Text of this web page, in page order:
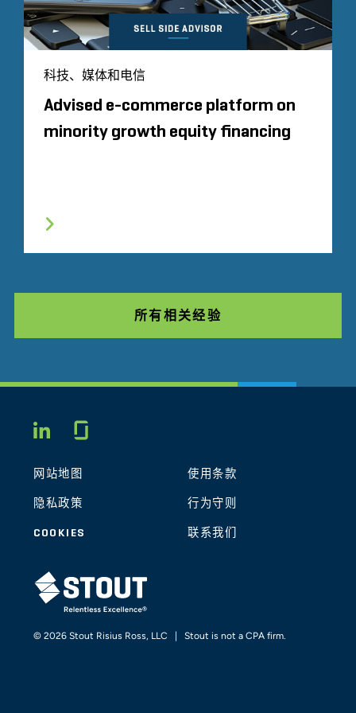
科技、媒体和电信
Advised e-commerce platform on
minority growth equity financing
所有相关经验
LINKEDIN
网站地图 使用条款
隐私政策 行为守则
COOKIES 联系我们
STOUT LOGO
© 2026 Stout Risius Ross, LLC | Stout is not a CPA firm.